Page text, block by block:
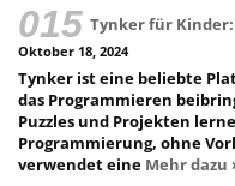
Tynker für
Oktober 18, 2024
Tynker ist eine beliebte
das Programmieren
Puzzles und Projekten
Programmierung, ohne
verwendet eine Mehr dazu